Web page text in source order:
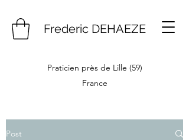
Frederic DEHAEZE
Praticien près de Lille (59)
France
Post